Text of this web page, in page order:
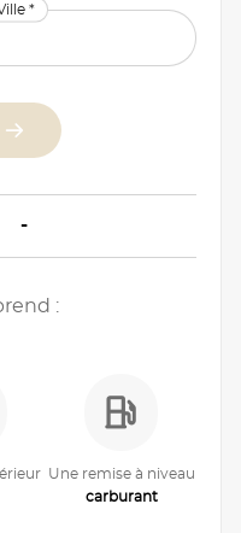
*
-
:
Une remise à niveau
carburant